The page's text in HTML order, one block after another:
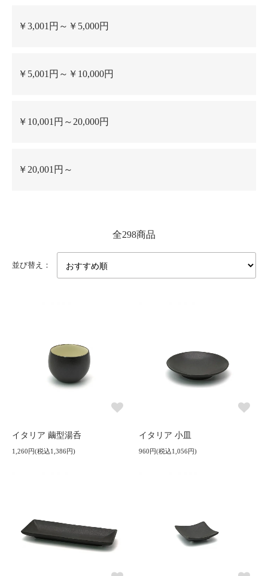
￥3,001円～￥5,000円
￥5,001円～￥10,000円
￥10,001円～20,000円
￥20,001円～
全298商品
並び替え：
イタリア 繭型湯呑
1,260円(税込1,386円)
イタリア 小皿
960円(税込1,056円)